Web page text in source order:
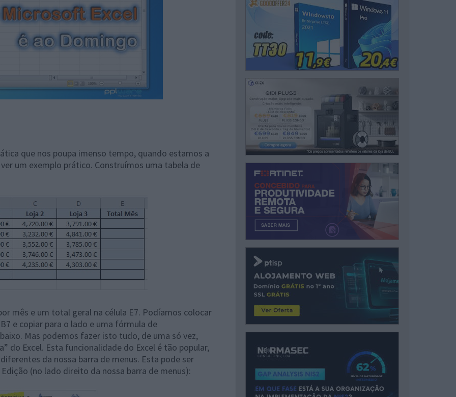
que nos poupa imenso tempo, quando estamos a
um exemplo prático. Construímos uma tabela de
mês e um total geral na célula E7. Podíamos colocar
e copiar para o lado e uma fórmula de
Mas podemos fazer isto tudo, de uma só vez,
do Excel. Esta funcionalidade do Excel é tão popular,
da nossa barra de menus. Esta pode ser
(no lado direito da nossa barra de menus):